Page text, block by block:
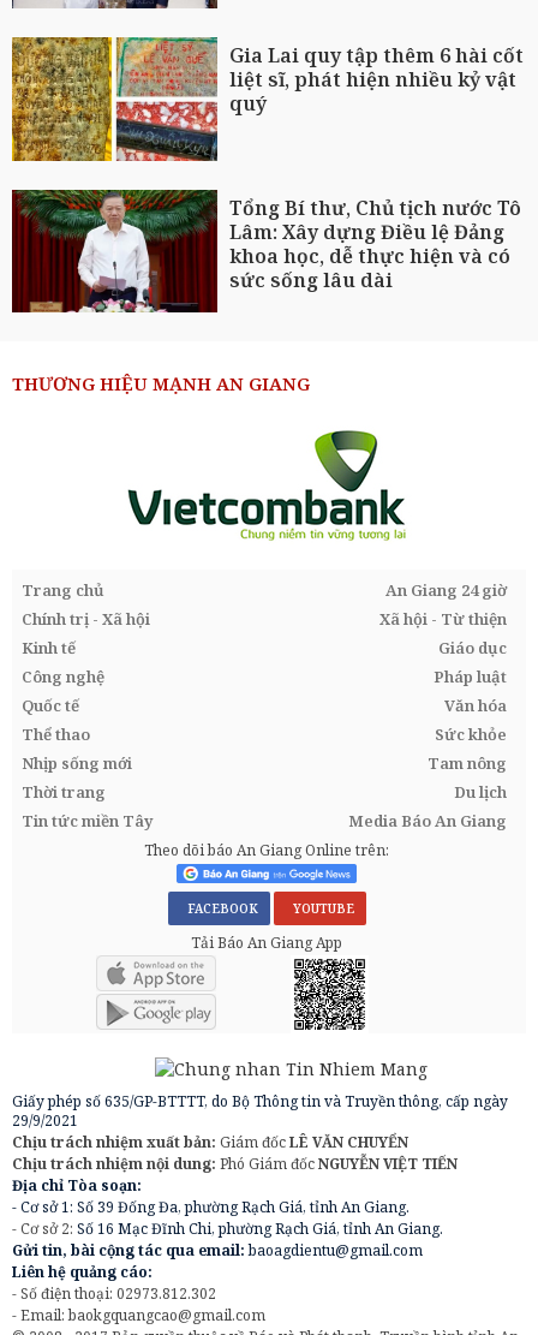
Gia Lai quy tập thêm 6 hài cốt
liệt sĩ, phát hiện nhiều kỷ vật
quý
Tổng Bí thư, Chủ tịch nước Tô
Lâm: Xây dựng Điều lệ Đảng
khoa học, dễ thực hiện và có
sức sống lâu dài
THƯƠNG HIỆU MẠNH AN GIANG
Trang chủ
An Giang 24 giờ
Chính trị - Xã hội
Xã hội - Từ thiện
Kinh tế
Giáo dục
Công nghệ
Pháp luật
Quốc tế
Văn hóa
Thể thao
Sức khỏe
Nhịp sống mới
Tam nông
Thời trang
Du lịch
Tin tức miền Tây
Media Báo An Giang
Theo dõi báo An Giang Online trên:
FACEBOOK YOUTUBE
Tải Báo An Giang App
Giấy phép số 635/GP-BTTTT, do Bộ Thông tin và Truyền thông, cấp ngày
29/9/2021
Chịu trách nhiệm xuất bản: Giám đốcLÊ VĂN CHUYỂN
Chịu trách nhiệm nội dung: Phó Giám đốcNGUYỄN VIỆT TIẾN
Địa chỉ Tòa soạn:
- Cơ sở 1: Số 39 Đống Đa, phường Rạch Giá, tỉnh An Giang.
- Cơ sở 2: Số 16 Mạc Đĩnh Chi, phường Rạch Giá, tỉnh An Giang.
Gửi tin, bài cộng tác qua email:baoagdientu@gmail.com
Liên hệ quảng cáo:
- Số điện thoại: 02973.812.302
- Email:baokgquangcao@gmail.com